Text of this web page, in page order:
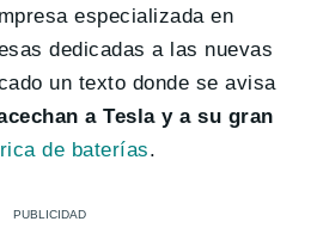
especializada en
dedicadas a las nuevas
un texto donde se avisa
a Tesla y a su gran
de baterías.